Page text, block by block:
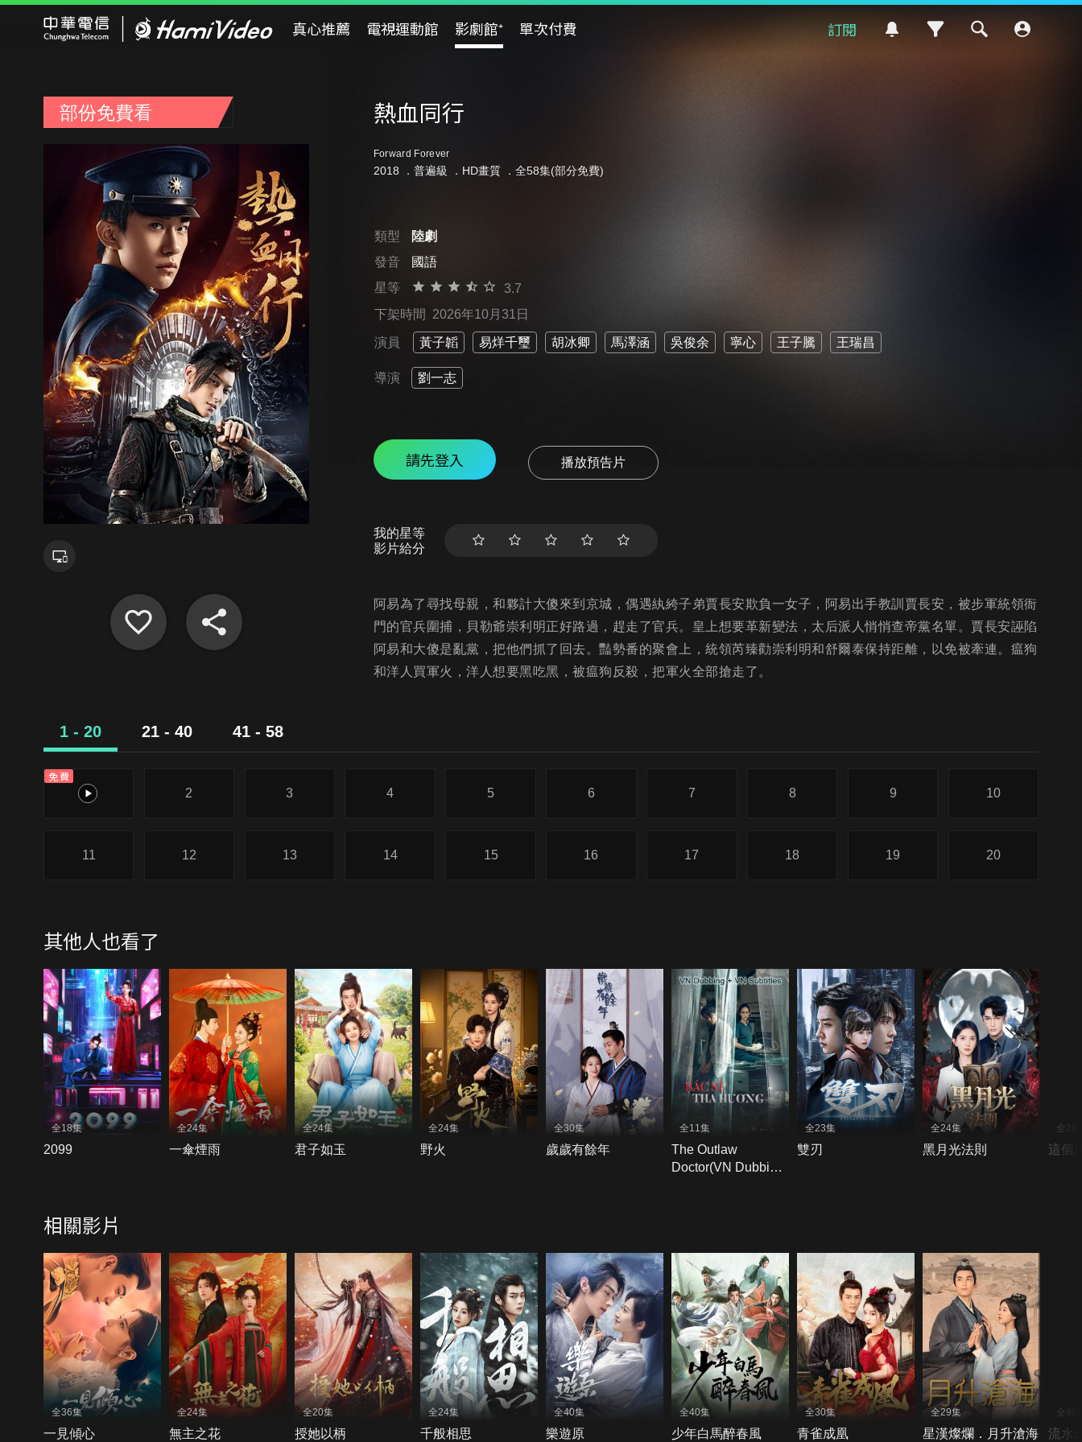
真心推薦 電視運動館 影劇館⁺ 單次付費 訂閱
部份免費看 熱血同行
Forward Forever
2018 ． 普遍級 ．HD畫質 ．全58集(部分免費)
類型
陸劇
發音
國語
星等
3.7
下架時間 2026年10月31日
演員 黃子韜 易烊千璽 胡冰卿 馬澤涵 吳俊余 寧心 王子騰 王瑞昌
導演 劉一志
請先登入 播放預告片
我的星等
影片給分
阿易為了尋找母親，和夥計大傻來到京城，偶遇紈絝子弟賈長安欺負一女子，阿易出手教訓賈長安，被步軍統領衙
門的官兵圍捕，貝勒爺崇利明正好路過，趕走了官兵。皇上想要革新變法，太后派人悄悄查帝黨名單。賈長安誣陷
阿易和大傻是亂黨，把他們抓了回去。豔勢番的聚會上，統領芮臻勸崇利明和舒爾泰保持距離，以免被牽連。瘟狗
和洋人買軍火，洋人想要黑吃黑，被瘟狗反殺，把軍火全部搶走了。
1 - 20 21 - 40 41 - 58
免費
1
2 3 4 5 6 7 8 9 10
11 12 13 14 15 16 17 18 19 20
其他人也看了
全18集
2099
全24集
一傘煙雨
全24集
君子如玉
全24集
野火
全30集
歲歲有餘年
全11集
The Outlaw
Doctor(VN Dubbing
全23集
雙刃
全24集
黑月光法則
全28
這個
相關影片
全36集
一見傾心
全24集
無主之花
全20集
授她以柄
全24集
千般相思
全40集
樂遊原
全40集
少年白馬醉春風
全30集
青雀成凰
全29集
星漢燦爛．月升滄海
全40
流水